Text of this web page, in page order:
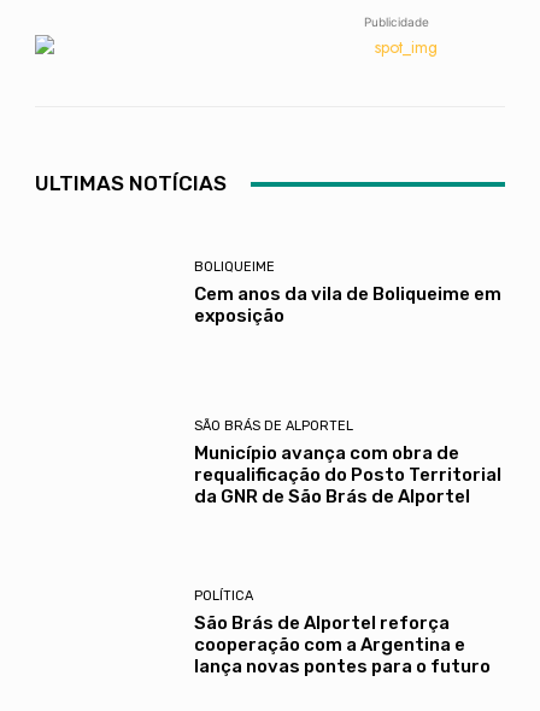
Publicidade
ULTIMAS NOTÍCIAS
BOLIQUEIME
Cem anos da vila de Boliqueime em
exposição
SÃO BRÁS DE ALPORTEL
Município avança com obra de
requalificação do Posto Territorial
da GNR de São Brás de Alportel
POLÍTICA
São Brás de Alportel reforça
cooperação com a Argentina e
lança novas pontes para o futuro